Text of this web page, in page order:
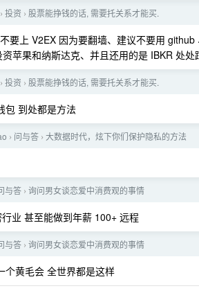
› 投资 › 股票能挣钱的话, 需要托关系才能买.
要上 V2EX 因为要翻墙、建议不要用
苹果和纳斯达克、并且还用的是 IBKR 处处
› 投资 › 股票能挣钱的话, 需要托关系才能买.
包 到处都是方法
› 问与答 › 大数据时代，炫下你们保护隐私的方法
与答 › 询问男女谈恋爱中消费观的事情
业 甚至能做到年薪 100+ 远程
与答 › 询问男女谈恋爱中消费观的事情
个黄毛会 全世界都是这样